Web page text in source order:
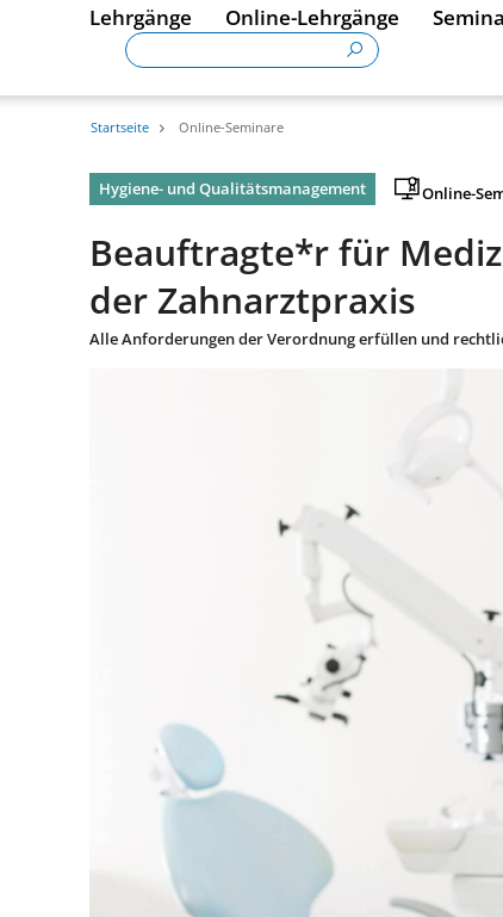
Lehrgänge Online-Lehrgänge
Startseite Online-Seminare
Hygiene- und Qualitätsmanagement Online-
Beauftragte*r für
der Zahnarztpraxis
Alle Anforderungen der Verordnung erfüllen und